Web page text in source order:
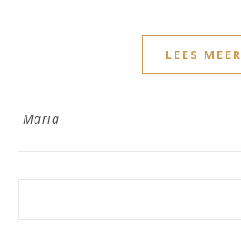
LEES MEER
Maria